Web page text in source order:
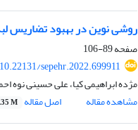
روشی نوین در بهبود تضاریس
صفحه89-106
10.22131/sepehr.2022.699911
مژده ابراهیمی کیا، علی حسینی نوه
مشاهده مقاله
اصل مقاله M